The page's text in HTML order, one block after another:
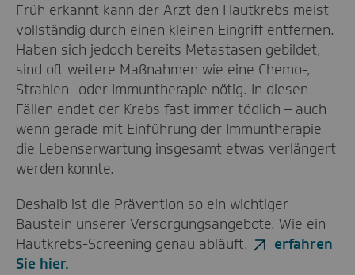
Früh erkannt kann der Arzt den Hautkrebs meist
vollständig durch einen kleinen Eingriff entfernen.
Haben sich jedoch bereits Metastasen gebildet,
sind oft weitere Maßnahmen wie eine Chemo-,
Strahlen- oder Immuntherapie nötig. In diesen
Fällen endet der Krebs fast immer tödlich – auch
wenn gerade mit Einführung der Immuntherapie
die Lebenserwartung insgesamt etwas verlängert
werden konnte.
Deshalb ist die Prävention so ein wichtiger
Baustein unserer Versorgungsangebote. Wie ein
Hautkrebs-Screening genau abläuft,
erfahren
Sie hier.